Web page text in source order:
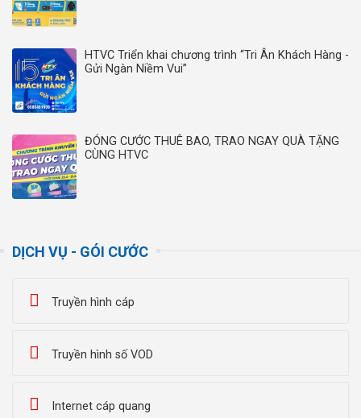
HTVC Triển khai chương trình “Tri Ân Khách Hàng -
Gửi Ngàn Niềm Vui”
ĐÓNG CƯỚC THUÊ BAO, TRAO NGAY QUÀ TẶNG
CÙNG HTVC
DỊCH VỤ - GÓI CƯỚC
Truyền hình cáp
Truyền hình số VOD
Internet cáp quang